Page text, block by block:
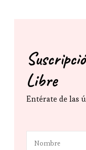
Libre
Entérate de las